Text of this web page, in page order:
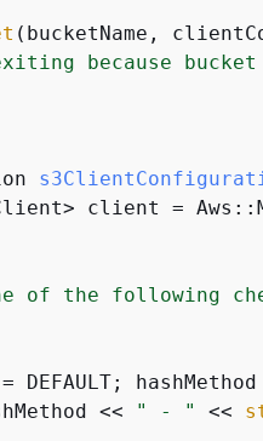
(bucketName,
because
client =
of the following
= DEFAULT;
<< " - " <<